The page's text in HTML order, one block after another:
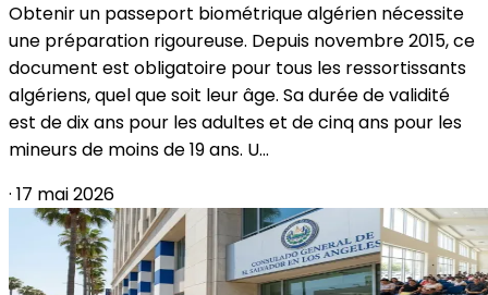
Obtenir un passeport biométrique algérien nécessite
une préparation rigoureuse. Depuis novembre 2015, ce
document est obligatoire pour tous les ressortissants
algériens, quel que soit leur âge. Sa durée de validité
est de dix ans pour les adultes et de cinq ans pour les
mineurs de moins de 19 ans. U...
· 17 mai 2026